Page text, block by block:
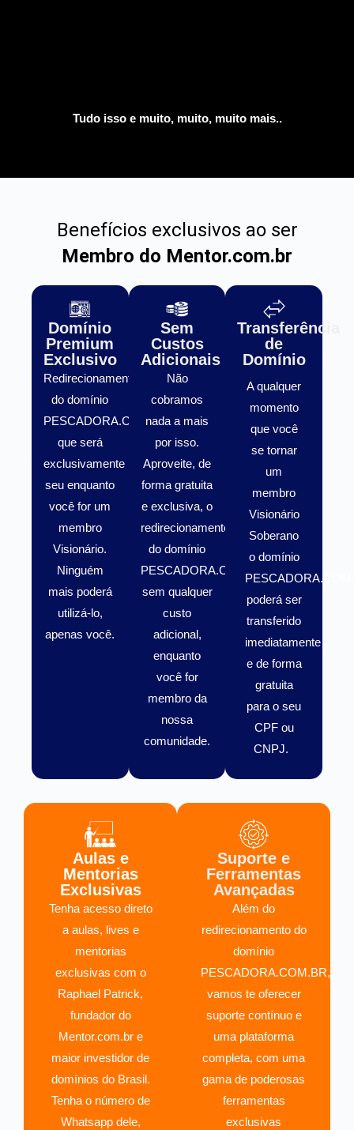
Tudo isso e muito, muito, muito mais..
Benefícios exclusivos ao ser
Membro do Mentor.com.br
Domínio
Premium
Exclusivo
Redirecionamento
do domínio
PESCADORA.COM.BR
que será
exclusivamente
seu enquanto
você for um
membro
Visionário.
Ninguém
mais poderá
utilizá-lo,
apenas você.
Sem
Custos
Adicionais
Não
cobramos
nada a mais
por isso.
Aproveite, de
forma gratuita
e exclusiva, o
redirecionamento
do domínio
PESCADORA.COM.BR
sem qualquer
custo
adicional,
enquanto
você for
membro da
nossa
comunidade.
Transferência
de
Domínio
A qualquer
momento
que você
se tornar
um
membro
Visionário
Soberano
o domínio
poderá ser
transferido
imediatamente
e de forma
gratuita
para o seu
CPF ou
CNPJ.
Aulas e
Mentorias
Exclusivas
Tenha acesso direto
a aulas, lives e
mentorias
exclusivas com o
Raphael Patrick,
fundador do
Mentor.com.br e
maior investidor de
domínios do Brasil.
Tenha o número de
Whatsapp dele,
Suporte e
Ferramentas
Avançadas
Além do
redirecionamento do
domínio
PESCADORA.COM.BR,
vamos te oferecer
suporte contínuo e
uma plataforma
completa, com uma
gama de poderosas
ferramentas
exclusivas